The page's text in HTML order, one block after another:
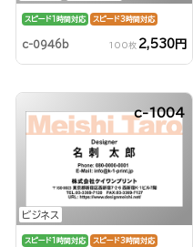
スピード1時間対応 スピード3時間対応
c-0946b 100枚 2,530円
ビジネス
c-1004
スピード1時間対応 スピード3時間対応